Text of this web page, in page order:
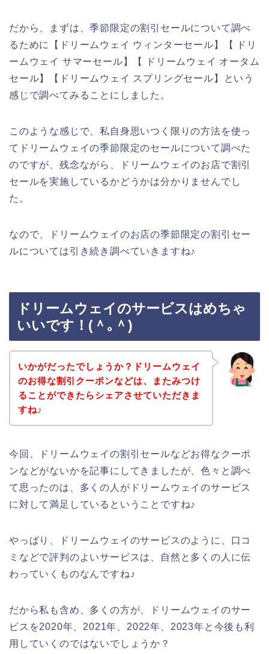
だから、まずは、季節限定の割引セールについて調べ
るために【ドリームウェイ ウィンターセール】【 ドリ
ームウェイ サマーセール】【 ドリームウェイ オータム
セール】【ドリームウェイ スプリングセール】という
感じで調べてみることにしました。
このような感じで、私自身思いつく限りの方法を使っ
てドリームウェイの季節限定のセールについて調べた
のですが、残念ながら、ドリームウェイのお店で割引
セールを実施しているかどうかは分かりませんでし
た。
なので、ドリームウェイのお店の季節限定の割引セー
ルについては引き続き調べていきますね♪
ドリームウェイのサービスはめちゃ
いいです！(＾｡＾)
いかがだったでしょうか？ドリームウェイ
のお得な割引クーポンなどは、またみつけ
ることができたらシェアさせていただきま
すね♪
今回、ドリームウェイの割引セールなどお得なクーポ
ンなどがないかを記事にしてきましたが、色々と調べ
て思ったのは、多くの人がドリームウェイのサービス
に対して満足しているということですね♪
やっぱり、ドリームウェイのサービスのように、口コ
ミなどで評判のよいサービスは、自然と多くの人に伝
わっていくものなんですね♪
だから私も含め、多くの方が、ドリームウェイのサー
ビスを2020年、2021年、2022年、2023年と今後も利
用していくのではないでしょうか？